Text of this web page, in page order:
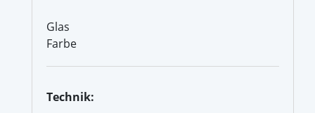
Glas
Farbe
Technik: